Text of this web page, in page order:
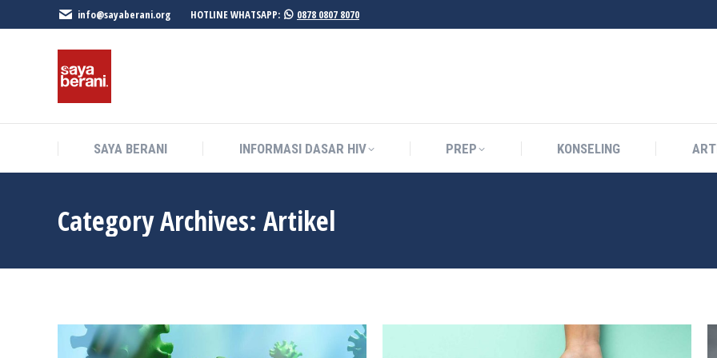
info@sayaberani.org HOTLINE WHATSAPP: 0878 0807 8070
SAYA BERANI INFORMASI DASAR HIV PREP KONSELING
Category Archives: Artikel
SAYA BERANI INFORMASI DASAR HIV PREP KONSELING